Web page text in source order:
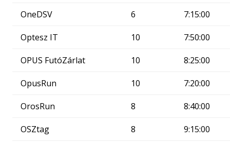
OneDSV 6 7:15:00
Optesz IT 10 7:50:00
OPUS FutóZárlat 10 8:25:00
OpusRun 10 7:20:00
OrosRun 8 8:40:00
OSZtag 8 9:15:00